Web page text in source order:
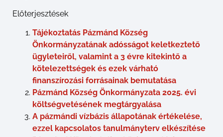
Előterjesztések
Tájékoztatás Pázmánd Község
Önkormányzatának adósságot keletkeztető
ügyleteiről, valamint a 3 évre kitekintő a
kötelezettségek és ezek várható
finanszírozási forrásainak bemutatása
Pázmánd Község Önkormányzata 2025. évi
költségvetésének megtárgyalása
A pázmándi vízbázis állapotának értékelése,
ezzel kapcsolatos tanulmányterv elkészítése